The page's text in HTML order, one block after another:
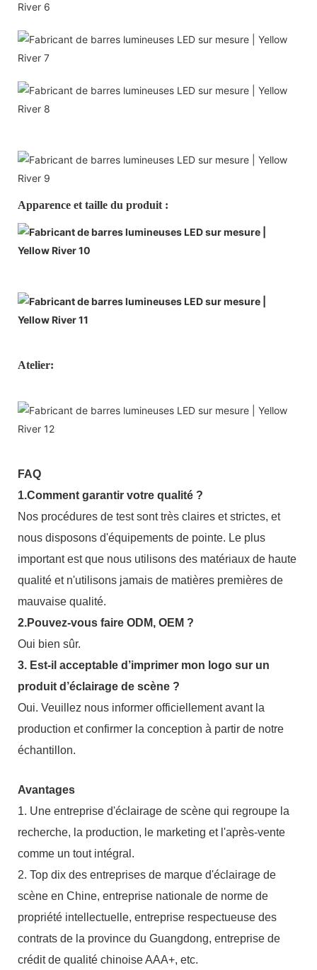
Apparence et taille du produit :
Atelier:
FAQ
1.Comment garantir votre qualité ?
Nos procédures de test sont très claires et strictes, et
nous disposons d'équipements de pointe. Le plus
important est que nous utilisons des matériaux de haute
qualité et n'utilisons jamais de matières premières de
mauvaise qualité.
2.Pouvez-vous faire ODM, OEM ?
Oui bien sûr.
3. Est-il acceptable d’imprimer mon logo sur un
produit d’éclairage de scène ?
Oui. Veuillez nous informer officiellement avant la
production et confirmer la conception à partir de notre
échantillon.
Avantages
1. Une entreprise d'éclairage de scène qui regroupe la
recherche, la production, le marketing et l'après-vente
comme un tout intégral.
2. Top dix des entreprises de marque d'éclairage de
scène en Chine, entreprise nationale de norme de
propriété intellectuelle, entreprise respectueuse des
contrats de la province du Guangdong, entreprise de
crédit de qualité chinoise AAA+, etc.